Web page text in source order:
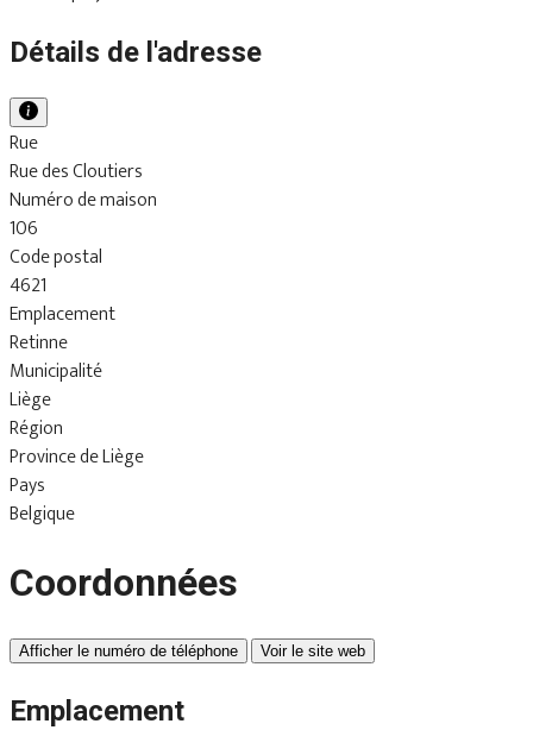
Détails de l'adresse
Rue
Rue des Cloutiers
Numéro de maison
106
Code postal
4621
Emplacement
Retinne
Municipalité
Liège
Région
Province de Liège
Pays
Belgique
Coordonnées
Afficher le numéro de téléphone Voir le site web
Emplacement